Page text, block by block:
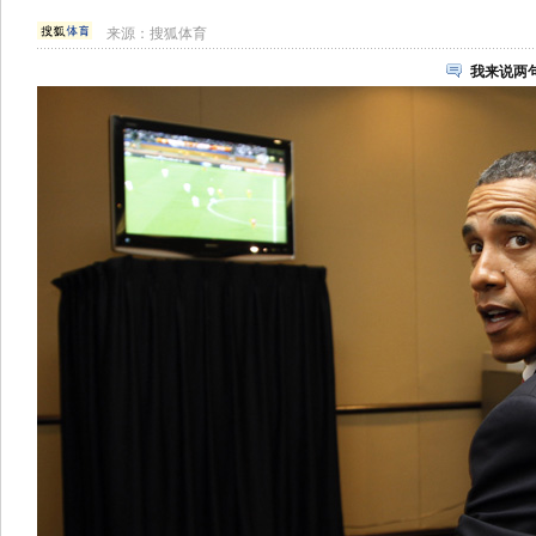
来源：搜狐体育
我来说两